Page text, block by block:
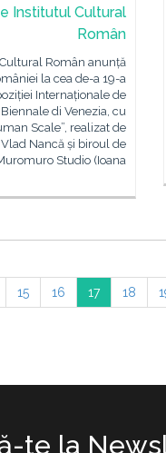
Institutul Cultural
Român
Român anunță
la cea de-a 19-a
Internaționale de
di Venezia, cu
Scale”, realizat de
Nancă și biroul de
Studio (Ioana
15 16 17 18
te la